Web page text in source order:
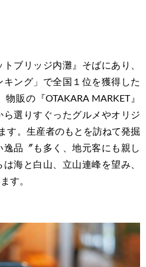
ブリッジ内灘』そばにあり、
キング」で全国１位を獲得した
販の『OTAKARA MARKET』
選りすぐったグルメやオリジ
す。生産者のもとを訪ねて発掘
逸品〞も多く、地元客にも親し
海と白山、立山連峰を望み、
す。